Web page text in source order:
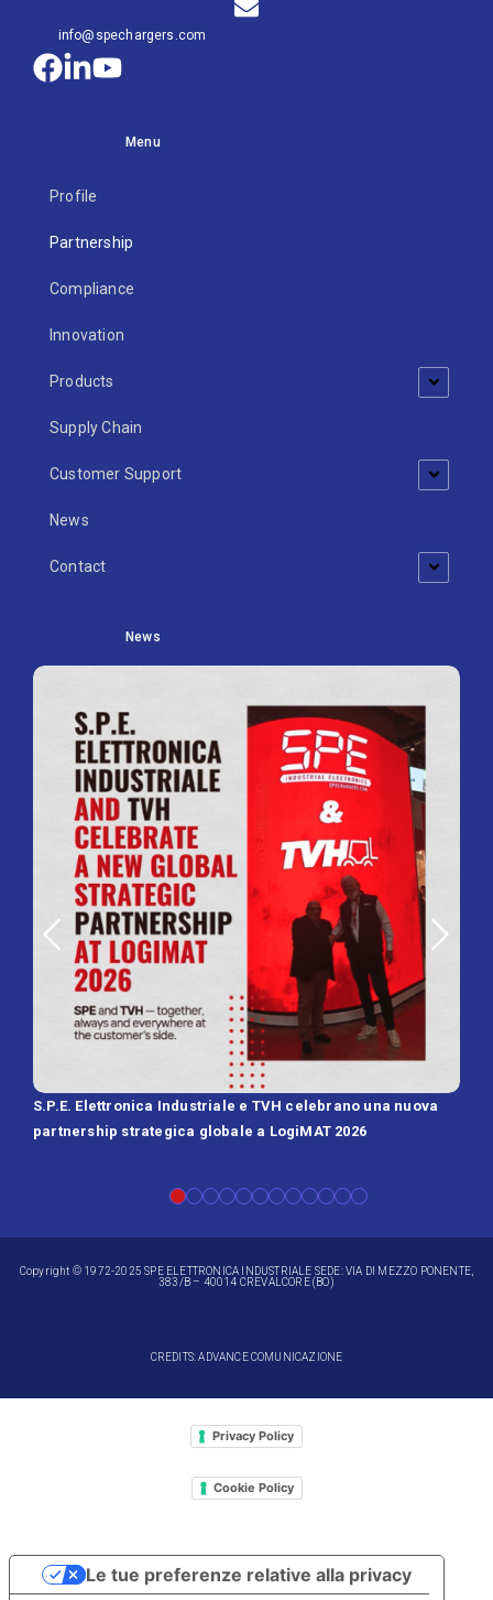
info@spechargers.com
Menu
Profile
Partnership
Compliance
Innovation
Products
Supply Chain
Customer Support
News
Contact
News
S.P.E. Elettronica Industriale e TVH celebrano una nuova
partnership strategica globale a LogiMAT 2026
Copyright © 1972-2025 SPE ELETTRONICA INDUSTRIALE SEDE: VIA DI MEZZO PONENTE,
383/B – 40014 CREVALCORE (BO)
CREDITS: ADVANCE COMUNICAZIONE
Privacy Policy
Cookie Policy
Le tue preferenze relative alla privacy